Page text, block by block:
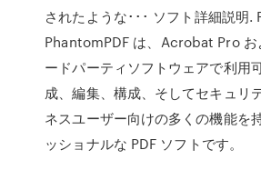
されたような･･･ ソフト詳細説明.
PhantomPDF は、Acrobat Pro お
ードパーティソフトウェアで利用
成、編集、構成、そしてセキュリ
ネスユーザー向けの多くの機能を
ッショナルな PDF ソフトです。